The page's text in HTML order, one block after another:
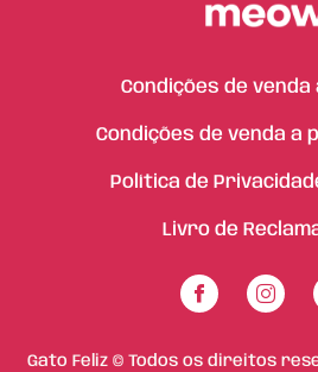
Condições de venda
Condições de venda a
Política de
Livro de
Gato Feliz © Todos os direitos